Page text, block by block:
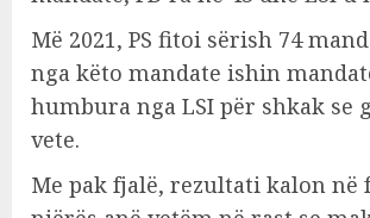
Më 2021, PS fitoi sërish 74
nga këto mandate ishin
humbura nga LSI për shkak se
vete.
Me pak fjalë, rezultati kalon në